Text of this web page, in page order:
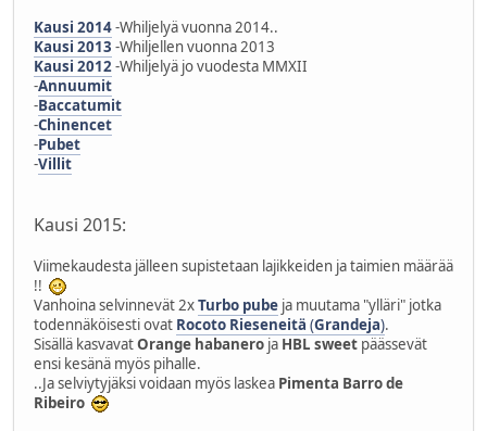
Kausi 2014-Whiljelyä vuonna 2014..
Kausi 2013 -Whiljellen vuonna 2013
Kausi 2012-Whiljelyä jo vuodesta MMXII
-Annuumit
-Baccatumit
-Chinencet
-Pubet
-Villit
Kausi 2015:
Viimekaudesta jälleen supistetaan lajikkeiden ja taimien määrää
!!
Vanhoina selvinnevät 2xTurbo pube ja muutama "ylläri" jotka
todennäköisesti ovat Rocoto Rieseneitä (Grandeja).
Sisällä kasvavatOrange habanero ja HBL sweet päässevät
ensi kesänä myös pihalle.
..Ja selviytyjäksi voidaan myös laskea Pimenta Barro de
Ribeiro